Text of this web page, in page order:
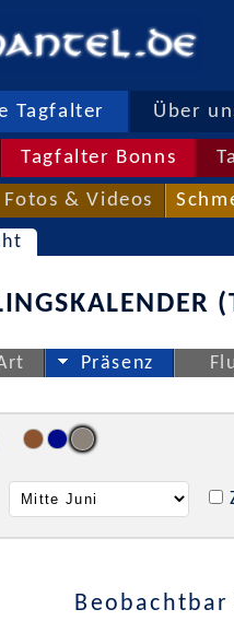
Tagfalter Über
Tagfalter Bonns
Fotos & Videos
Präsenz